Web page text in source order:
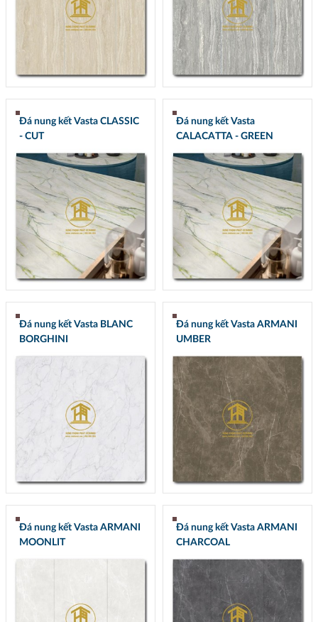
Đá nung kết Vasta CLASSIC
- CUT
Đá nung kết Vasta
CALACATTA - GREEN
Đá nung kết Vasta BLANC
BORGHINI
Đá nung kết Vasta ARMANI
UMBER
Đá nung kết Vasta ARMANI
MOONLIT
Đá nung kết Vasta ARMANI
CHARCOAL